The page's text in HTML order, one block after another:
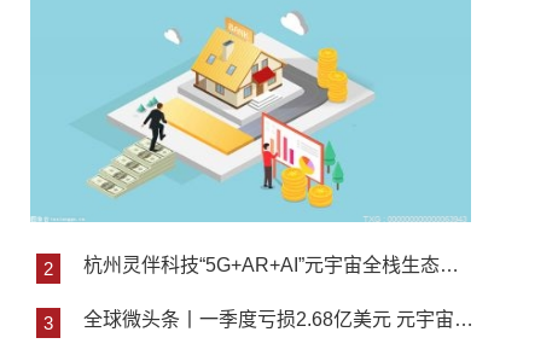
杭州灵伴科技“5G+AR+AI”元宇宙全栈生态体系在2023年德国汉诺威工业博览会引发关注_每日热讯
全球微头条丨一季度亏损2.68亿美元 元宇宙第一股Roblox业绩“9连亏”